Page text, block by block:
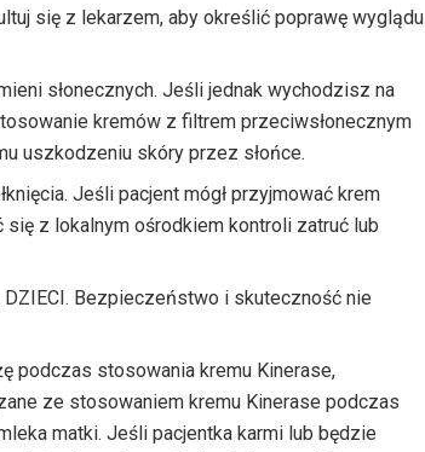
się z lekarzem, aby określić poprawę wyglądu
słonecznych. Jeśli jednak wychodzisz na
kremów z filtrem przeciwsłonecznym
uszkodzeniu skóry przez słońce.
Jeśli pacjent mógł przyjmować krem
z lokalnym ośrodkiem kontroli zatruć lub
Bezpieczeństwo i skuteczność nie
podczas stosowania kremu Kinerase,
ze stosowaniem kremu Kinerase podczas
matki. Jeśli pacjentka karmi lub będzie